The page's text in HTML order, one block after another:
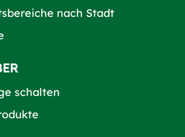
nach Stadt
schalten